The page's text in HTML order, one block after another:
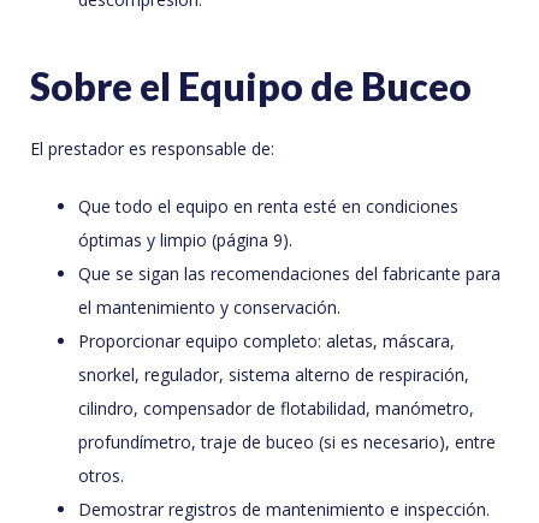
Sobre el Equipo de Buceo
El prestador es responsable de:
Que todo el equipo en renta esté en condiciones
óptimas y limpio (página 9).
Que se sigan las recomendaciones del fabricante para
el mantenimiento y conservación.
Proporcionar equipo completo: aletas, máscara,
snorkel, regulador, sistema alterno de respiración,
cilindro, compensador de flotabilidad, manómetro,
profundímetro, traje de buceo (si es necesario), entre
otros.
Demostrar registros de mantenimiento e inspección.